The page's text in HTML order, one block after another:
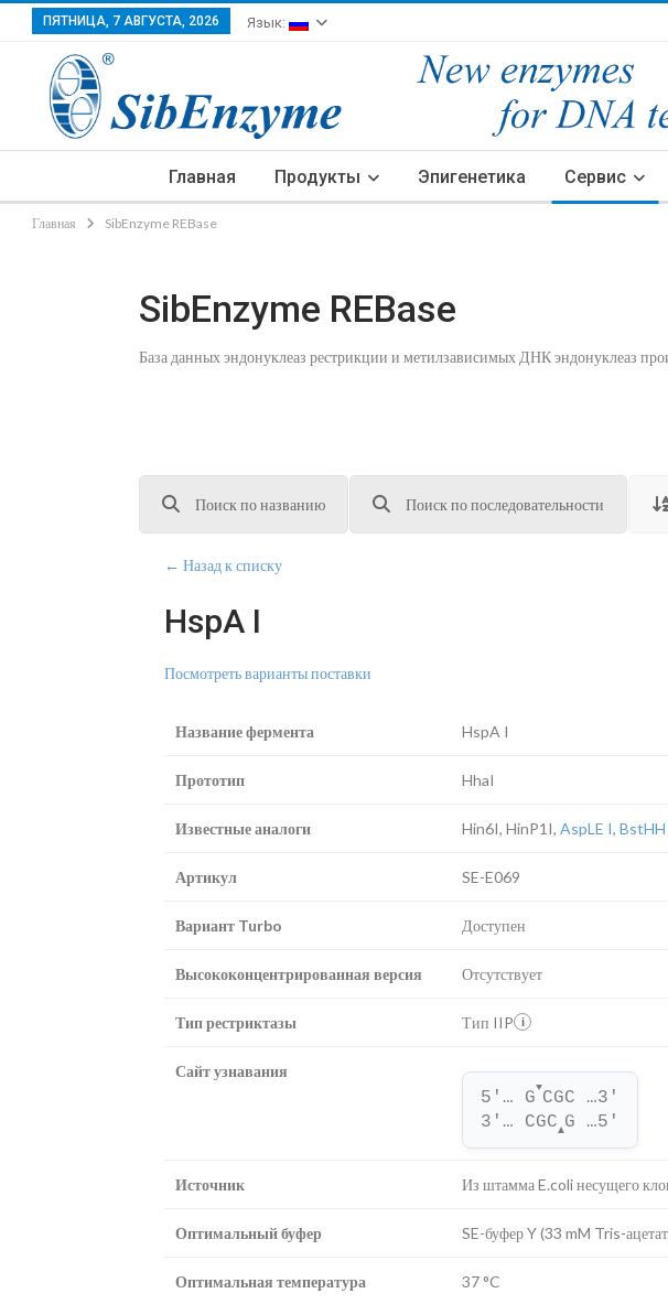
ПЯТНИЦА, 7 АВГУСТА, 2026 Язык:
Главная Продукты Эпигенетика Сервис
Главная SibEnzyme REBase
SibEnzyme REBase
База данных эндонуклеаз рестрикции и метилзависимых ДНК эндонуклеаз
Поиск по названию Поиск по последовательности
← Назад к списку
HspA I
Посмотреть варианты поставки
Название фермента HspA I
Прототип HhaI
Известные аналоги Hin6I, HinP1I, AspLE I, BstHH
Артикул SE-E069
Вариант Turbo Доступен
Высококонцентрированная версия Отсутствует
Тип рестриктазы Тип IIP i
Сайт узнавания
5'… G
▼
CGC …3'
3'… CGC▲G …5'
Источник Из штамма E.coli несущего
Оптимальный буфер SE-буфер Y (33 mM Tris-
Оптимальная температура 37 °C